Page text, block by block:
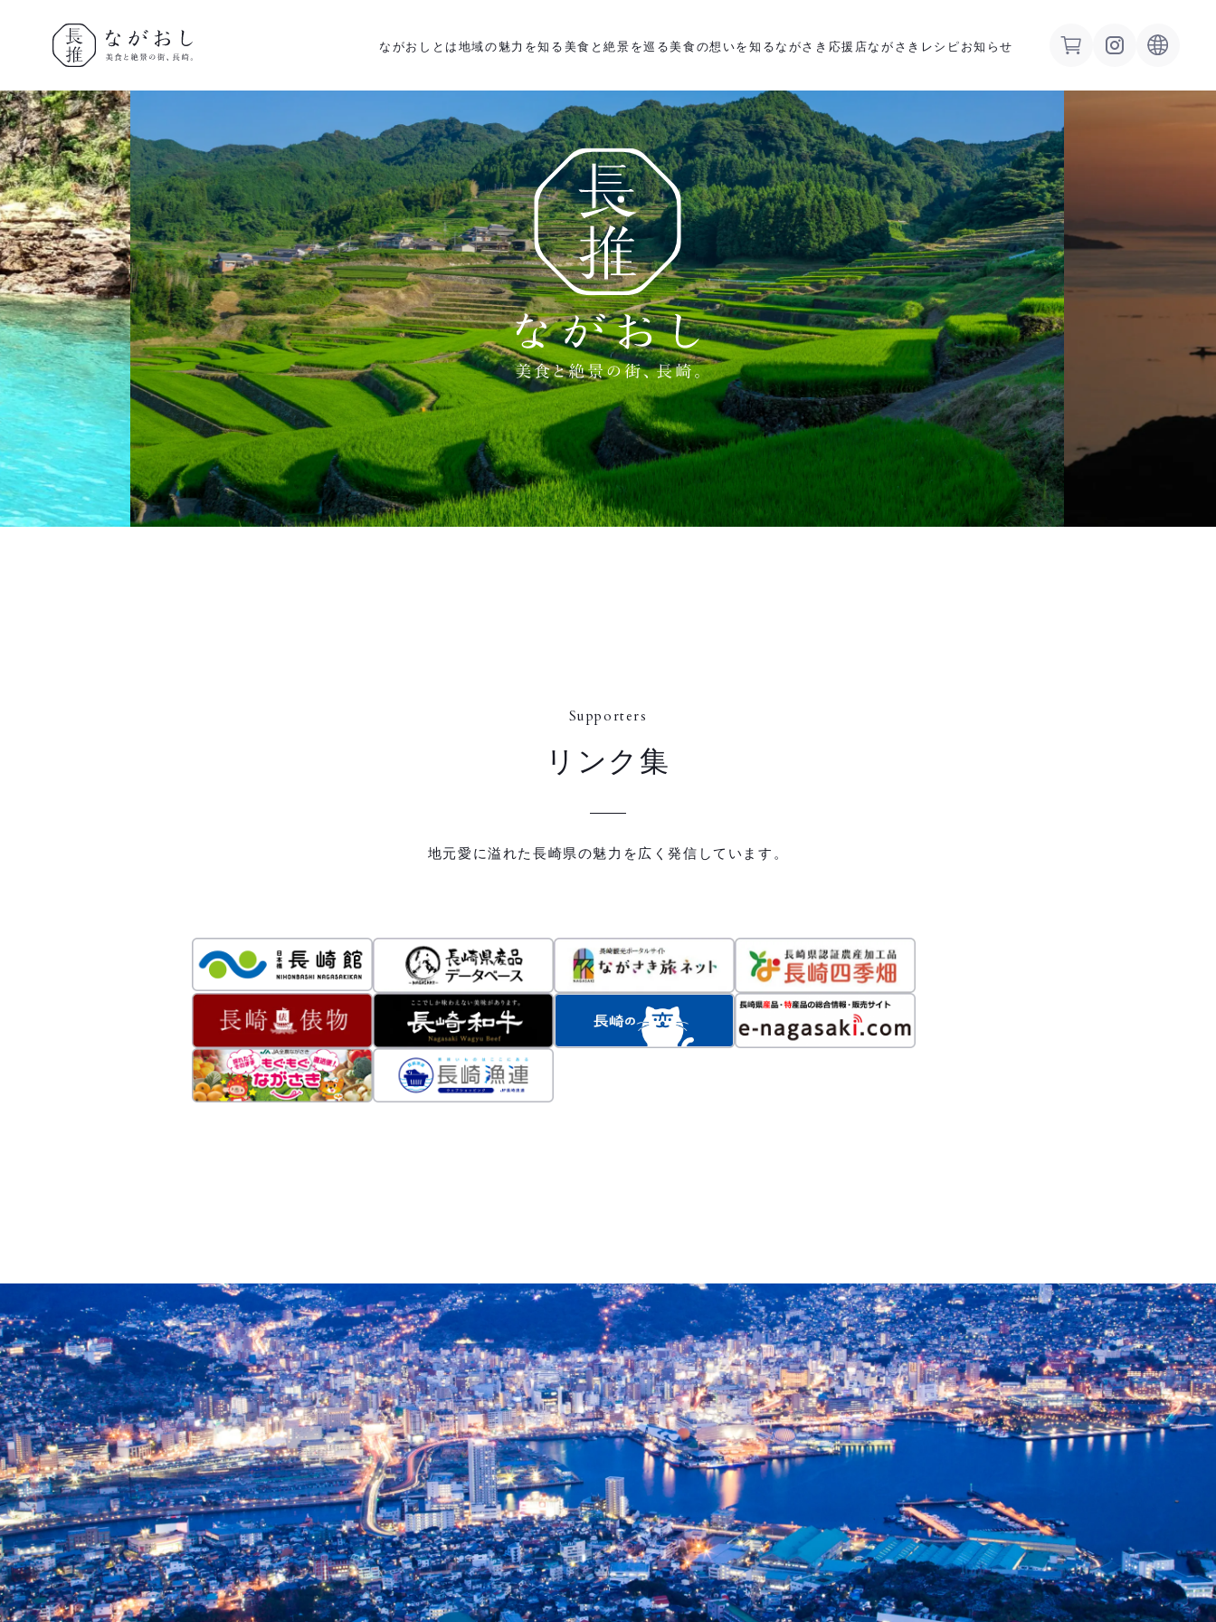
ながおし
美食と絶景
の街、長
崎。
ながおしとは 地域の魅力を知る 美食と絶景を巡る美食の想いを知る ながさき応援店ながさきレシピ お知らせ
Supporters
リンク集
地元愛に溢れた長崎県の魅力を広く発信しています。